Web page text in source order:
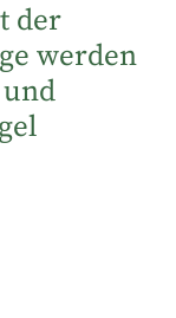
der
werden